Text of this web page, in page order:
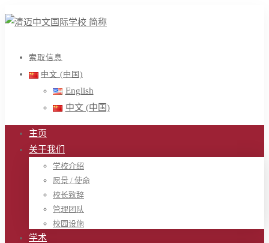
索取信息
中文 (中国)
English
中文 (中国)
主页
关于我们
学校介绍
愿景 / 使命
校长致辞
管理团队
校园设施
学术